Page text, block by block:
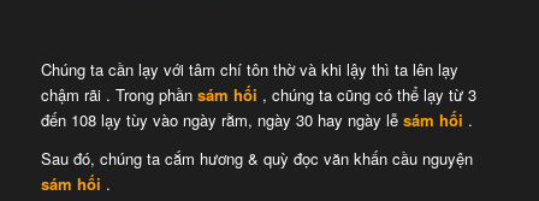
Chúng ta cần lạy với tâm chí tôn thờ và khi lậy thì ta lên lạy
chậm rãi . Trong phần sám hối , chúng ta cũng có thể lạy từ 3
đến 108 lạy tùy vào ngày rằm, ngày 30 hay ngày lễ sám hối .
Sau đó, chúng ta cắm hương & quỳ đọc văn khấn cầu nguyện
sám hối .